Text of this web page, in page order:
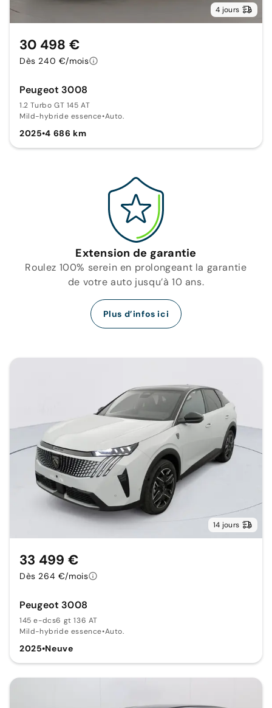
4 jours
Peugeot 3008
1.2 Turbo GT 145 AT
Mild-hybride essence•Auto.
2025•4 686 km
30 498 €
Dès 240 €/mois
Extension de garantie
Roulez 100% serein en prolongeant la garantie
de votre auto jusqu’à 10 ans.
Plus d’infos ici
14 jours
Peugeot 3008
145 e-dcs6 gt 136 AT
Mild-hybride essence•Auto.
2025•Neuve
33 499 €
Dès 264 €/mois